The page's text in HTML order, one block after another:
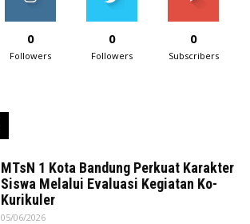
0
Followers
0
Followers
0
Subscribers
MTsN 1 Kota Bandung Perkuat Karakter
Siswa Melalui Evaluasi Kegiatan Ko-
Kurikuler
05/06/2026